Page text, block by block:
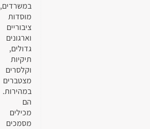
במשרדים,
מוסדות
ציבוריים
וארגונים
גדולים,
תיקיות
וקלסרים
מצטברים
במהירות.
הם
מכילים
מסמכים